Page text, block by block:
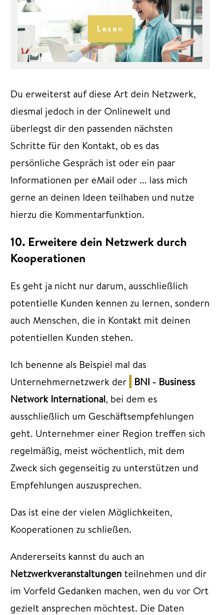
Lesen
Du erweiterst auf diese Art dein Netzwerk,
diesmal jedoch in der Onlinewelt und
überlegst dir den passenden nächsten
Schritte für den Kontakt, ob es das
persönliche Gespräch ist oder ein paar
Informationen per eMail oder ... lass mich
gerne an deinen Ideen teilhaben und nutze
hierzu die Kommentarfunktion.
10. Erweitere dein Netzwerk durch
Kooperationen
Es geht ja nicht nur darum, ausschließlich
potentielle Kunden kennen zu lernen, sondern
auch Menschen, die in Kontakt mit deinen
potentiellen Kunden stehen.
Ich benenne als Beispiel mal das
Unternehmernetzwerk der
BNI - Business
Network International, bei dem es
ausschließlich um Geschäftsempfehlungen
geht. Unternehmer einer Region treffen sich
regelmäßig, meist wöchentlich, mit dem
Zweck sich gegenseitig zu unterstützen und
Empfehlungen auszusprechen.
Das ist eine der vielen Möglichkeiten,
Kooperationen zu schließen.
Andererseits kannst du auch an
Netzwerkveranstaltungenteilnehmen und dir
im Vorfeld Gedanken machen, wen du vor Ort
gezielt ansprechen möchtest. Die Daten